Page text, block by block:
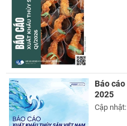
Báo
2025
Cập